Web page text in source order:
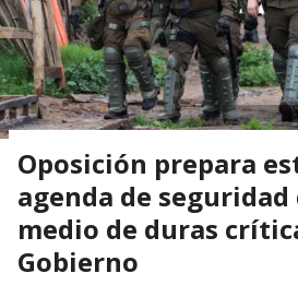
Oposición prepara
agenda de seguridad
medio de duras
Gobierno